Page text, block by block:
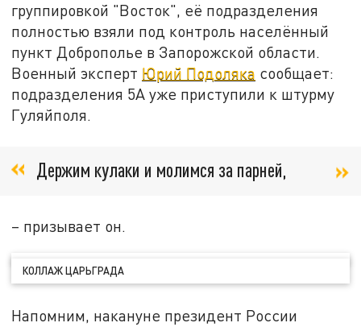
группировкой "Восток", её подразделения
полностью взяли под контроль населённый
пункт Доброполье в Запорожской области.
Военный эксперт Юрий Подоляка сообщает:
подразделения 5А уже приступили к штурму
Гуляйполя.
Держим кулаки и молимся за парней,
– призывает он.
КОЛЛАЖ ЦАРЬГРАДА
Напомним, накануне президент России